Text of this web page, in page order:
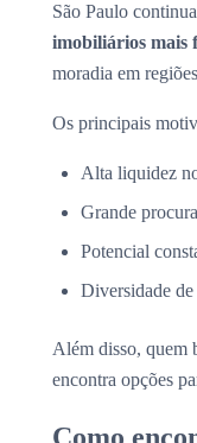
São Paulo
imobiliários mais
moradia em
Os principais
Alta liquidez
Grande
Potencial
Diversidade de
Além disso, quem
encontra opções